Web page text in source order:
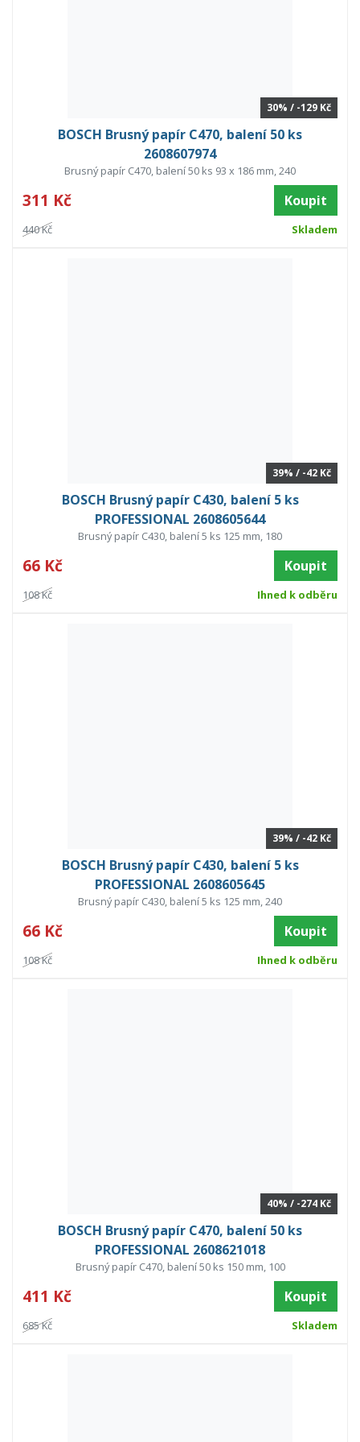
30% / -129 Kč
BOSCH Brusný papír C470, balení 50 ks
2608607974
Brusný papír C470, balení 50 ks 93 x 186 mm, 240
311 Kč Koupit
440 Kč Skladem
39% / -42 Kč
BOSCH Brusný papír C430, balení 5 ks
PROFESSIONAL 2608605644
Brusný papír C430, balení 5 ks 125 mm, 180
66 Kč Koupit
108 Kč Ihned k odběru
39% / -42 Kč
BOSCH Brusný papír C430, balení 5 ks
PROFESSIONAL 2608605645
Brusný papír C430, balení 5 ks 125 mm, 240
66 Kč Koupit
108 Kč Ihned k odběru
40% / -274 Kč
BOSCH Brusný papír C470, balení 50 ks
PROFESSIONAL 2608621018
Brusný papír C470, balení 50 ks 150 mm, 100
411 Kč Koupit
685 Kč Skladem